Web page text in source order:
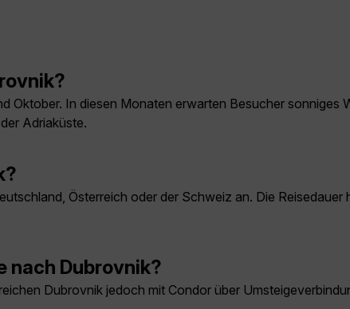
Oktober. In diesen Monaten erwarten Besucher sonniges
Adriaküste.
Österreich oder der Schweiz an. Die
nach Dubrovnik?
Dubrovnik jedoch mit Condor über